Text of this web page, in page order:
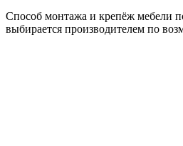
Способ монтажа и крепёж мебели
выбирается производителем по